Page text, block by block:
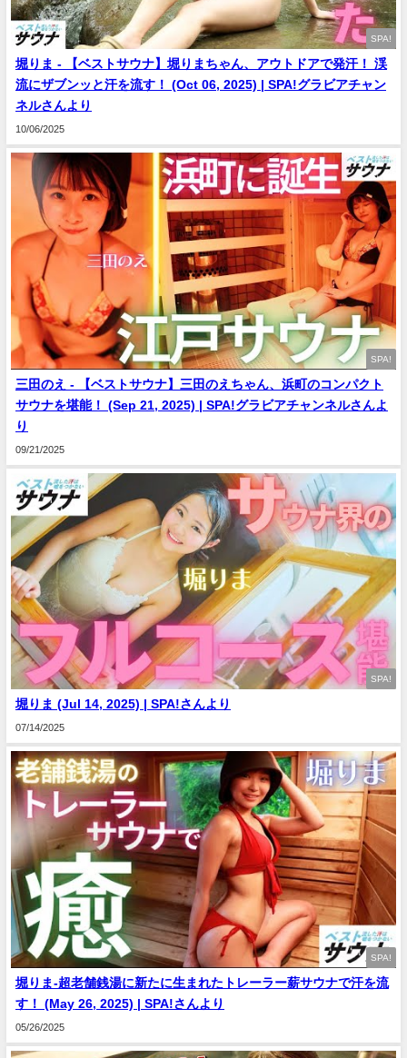
SPA!
堀りま - 【ベストサウナ】堀りまちゃん、アウトドアで発汗！ 渓
流にザブンッと汗を流す！ (Oct 06, 2025) | SPA!グラビアチャン
ネルさんより
10/06/2025
SPA!
三田のえ - 【ベストサウナ】三田のえちゃん、浜町のコンパクト
サウナを堪能！ (Sep 21, 2025) | SPA!グラビアチャンネルさんよ
り
09/21/2025
SPA!
堀りま (Jul 14, 2025) | SPA!さんより
07/14/2025
SPA!
堀りま-超老舗銭湯に新たに生まれたトレーラー薪サウナで汗を流
す！ (May 26, 2025) | SPA!さんより
05/26/2025